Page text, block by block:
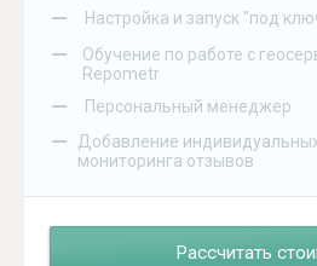
– Настройка и запуск "под
–
Обучение по работе с
Repometr
– Персональный менеджер
–
Добавление
мониторинга отзывов
Рассчитать